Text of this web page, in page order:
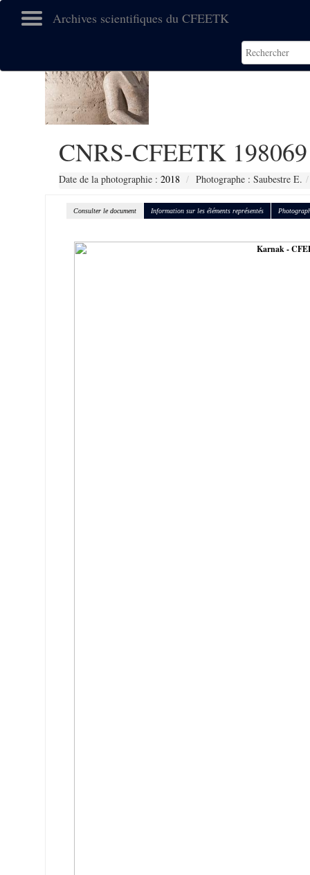
Archives scientifiques du CFEETK
CNRS-CFEETK 198069
Date de la photographie : 2018 Photographe : Saubestre E.
Consulter le document Information sur les éléments représentés